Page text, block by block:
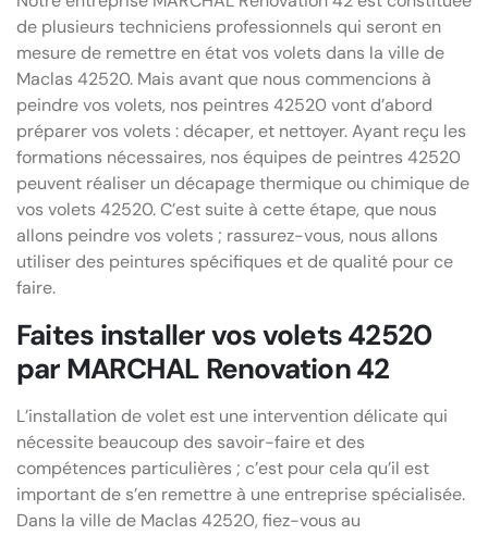
de plusieurs techniciens professionnels qui seront en
mesure de remettre en état vos volets dans la ville de
Maclas 42520. Mais avant que nous commencions à
peindre vos volets, nos peintres 42520 vont d’abord
préparer vos volets : décaper, et nettoyer. Ayant reçu les
formations nécessaires, nos équipes de peintres 42520
peuvent réaliser un décapage thermique ou chimique de
vos volets 42520. C’est suite à cette étape, que nous
allons peindre vos volets ; rassurez-vous, nous allons
utiliser des peintures spécifiques et de qualité pour ce
faire.
Faites installer vos volets 42520
par MARCHAL Renovation 42
L’installation de volet est une intervention délicate qui
nécessite beaucoup des savoir-faire et des
compétences particulières ; c’est pour cela qu’il est
important de s’en remettre à une entreprise spécialisée.
Dans la ville de Maclas 42520, fiez-vous au